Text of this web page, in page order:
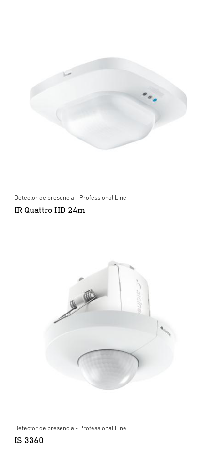
Detector de presencia - Professional Line
IR Quattro HD 24m
Detector de presencia - Professional Line
IS 3360